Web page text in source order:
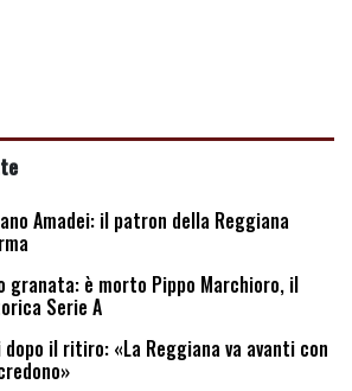
Amadei: il patron della Reggiana
granata: è morto Pippo Marchioro, il
Serie A
dopo il ritiro: «La Reggiana va avanti con